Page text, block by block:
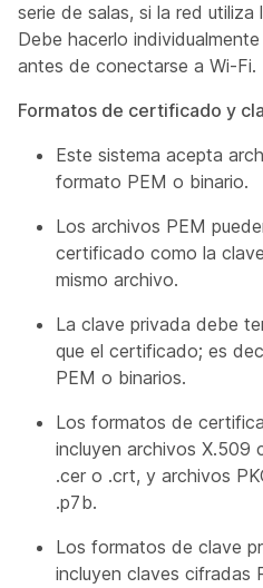
serie de salas, si la red
Debe hacerlo
antes de conectarse a Wi-Fi.
Formatos de certificado y
Este sistema acepta
formato PEM o binario.
Los archivos PEM
certificado como la
mismo archivo.
La clave privada debe
que el certificado; es
PEM o binarios.
Los formatos de
incluyen archivos X.509
.cer o .crt, y archivos
.p7b.
Los formatos de clave
incluyen claves cifradas